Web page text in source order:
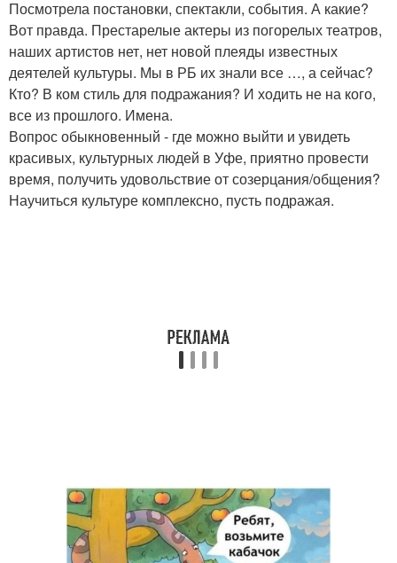
Посмотрела постановки, спектакли, события. А какие?
Вот правда. Престарелые актеры из погорелых театров,
наших артистов нет, нет новой плеяды известных
деятелей культуры. Мы в РБ их знали все …, а сейчас?
Кто? В ком стиль для подражания? И ходить не на кого,
все из прошлого. Имена.
Вопрос обыкновенный - где можно выйти и увидеть
красивых, культурных людей в Уфе, приятно провести
время, получить удовольствие от созерцания/общения?
Научиться культуре комплексно, пусть подражая.